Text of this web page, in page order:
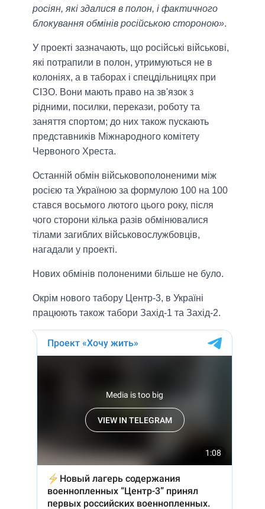
росіян, які здалися в полон, і фактичного
блокування обмінів російською стороною».
У проекті зазначають, що російські військові,
які потрапили в полон, утримуються не в
колоніях, а в таборах і спецдільницях при
СІЗО. Вони мають право на зв'язок з
рідними, посилки, перекази, роботу та
заняття спортом; до них також пускають
представників Міжнародного комітету
Червоного Хреста.
Останній обмін військовополоненими між
росією та Україною за формулою 100 на 100
стався восьмого лютого цього року, після
чого сторони кілька разів обмінювалися
тілами загиблих військовослужбовців,
нагадали у проекті.
Нових обмінів полоненими більше не було.
Окрім нового табору Центр-3, в Україні
працюють також табори Захід-1 та Захід-2.